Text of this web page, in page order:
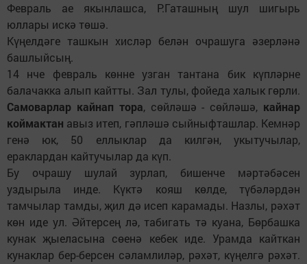
Февраль ае якынлашса, Р.Гаташның шул шигырь
юллары искә төшә.
Күңелдәге ташкын хисләр белән очрашуга әзерләнә
башлыйсың.
14 нче февраль көнне узган тантана бик күпләрне
балачакка алып кайтты. Зал тулы, фойеда халык гөрли.
Самоварлар кайнап тора, сөйләшә - сөйләшә, кайнар
коймактан авыз итеп, гәпләшә сыйныфташлар. Кемнәр
генә юк, 50 еллыклар да килгән, укытучылар,
ераклардан кайтучылар да күп.
Бу очрашу шулай зурлап, бишенче мәртәбәсен
уздырыла инде. Күктә кояш көлде, түбәләрдән
тамчылар тамды, җил дә исеп карамады. Назлы, рәхәт
көн иде ул. Әйтерсең лә, табигать тә куана, Бөрбашка
кунак җыеласына сөенә кебек иде. Урамда кайткан
кунаклар бер-берсен сәламлиләр, рәхәт, күңелгә рәхәт.